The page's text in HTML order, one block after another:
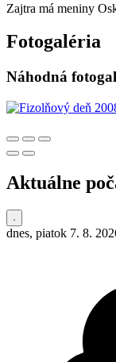
Zajtra má meniny
Fotogaléria
Náhodná
Aktuálne
dnes, piatok 7. 8.